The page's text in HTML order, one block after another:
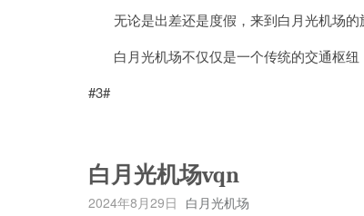
无论是出差还是度假，来到白月光机场的
白月光机场不仅仅是一个传统的交通枢纽
#3#
白月光机场vqn
2024年8月29日 白月光机场